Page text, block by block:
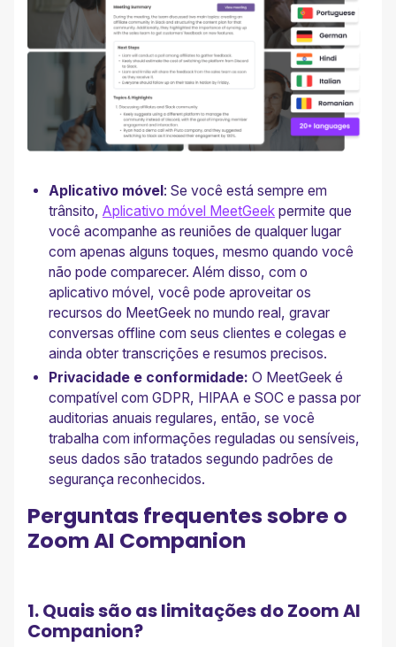
Aplicativo móvel: Se você está sempre em
trânsito,Aplicativo móvel MeetGeek permite que
você acompanhe as reuniões de qualquer lugar
com apenas alguns toques, mesmo quando você
não pode comparecer. Além disso, com o
aplicativo móvel, você pode aproveitar os
recursos do MeetGeek no mundo real, gravar
conversas offline com seus clientes e colegas e
ainda obter transcrições e resumos precisos.
Privacidade e conformidade:O MeetGeek é
compatível com GDPR, HIPAA e SOC e passa por
auditorias anuais regulares, então, se você
trabalha com informações reguladas ou sensíveis,
seus dados são tratados segundo padrões de
segurança reconhecidos.
Perguntas frequentes sobre o
Zoom AI Companion
1. Quais são as limitações do Zoom AI
Companion?